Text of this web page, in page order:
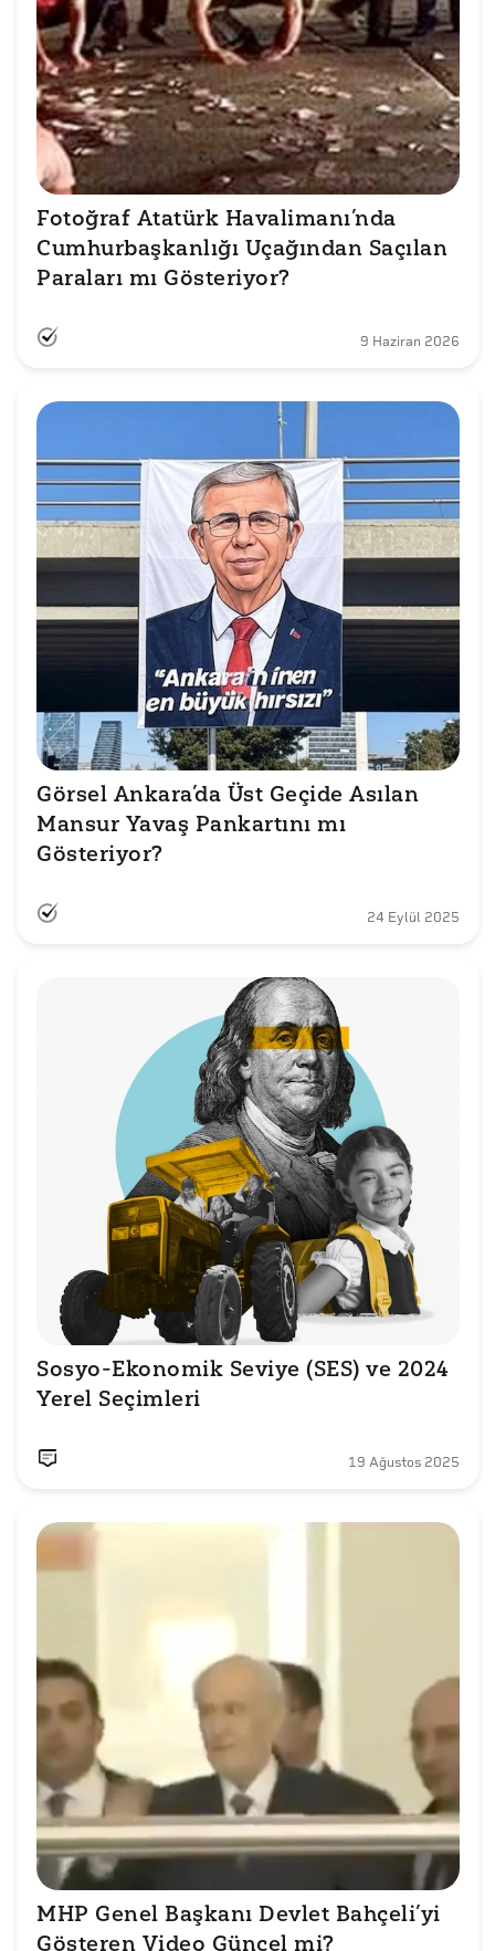
Fotoğraf Atatürk Havalimanı’nda
Cumhurbaşkanlığı Uçağından Saçılan
Paraları mı Gösteriyor?
9 Haziran 2026
Görsel Ankara’da Üst Geçide Asılan
Mansur Yavaş Pankartını mı
Gösteriyor?
24 Eylül 2025
Sosyo-Ekonomik Seviye (SES) ve 2024
Yerel Seçimleri
19 Ağustos 2025
MHP Genel Başkanı Devlet Bahçeli’yi
Gösteren Video Güncel mi?